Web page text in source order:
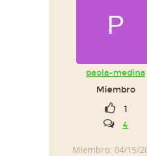
P
paola-medina
Miembro
1
4
Miembro: 04/15/